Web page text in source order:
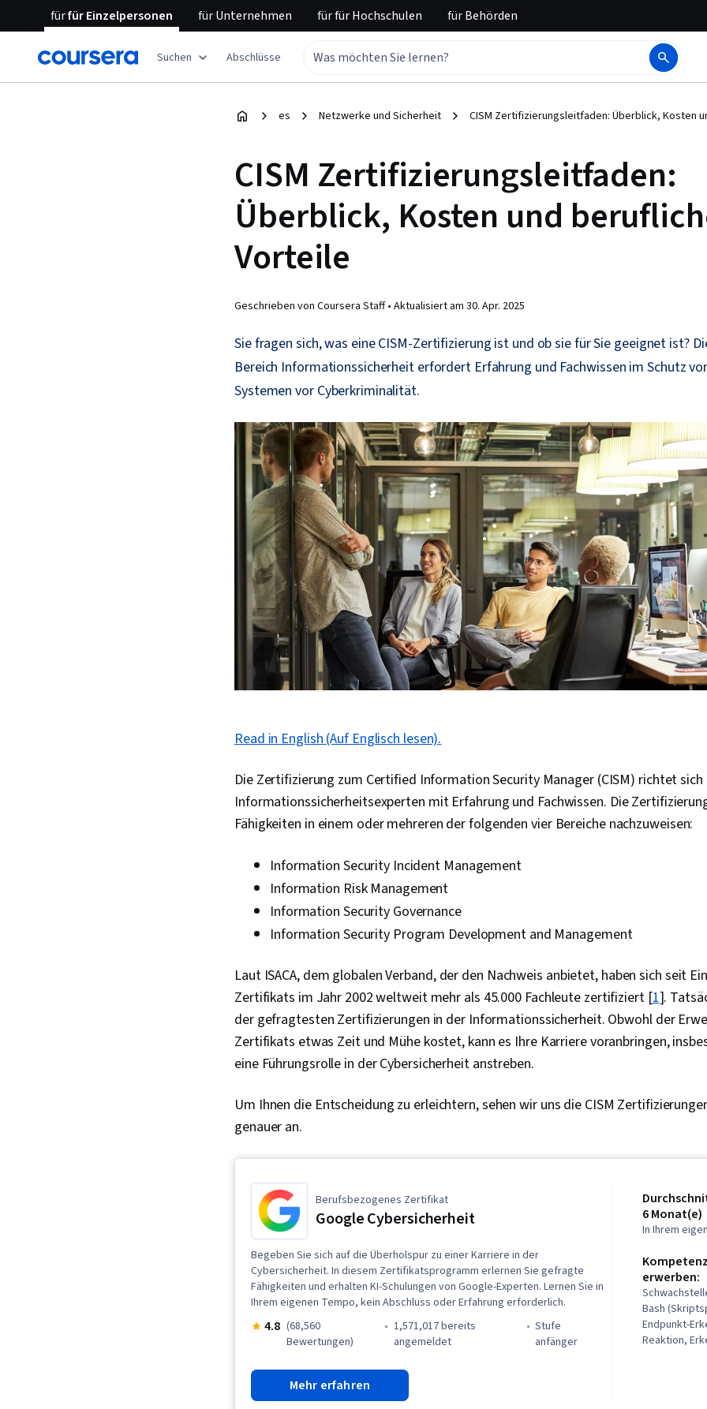
fürfür Einzelpersonen fürUnternehmen fürfür Hochschulen fürBehörden
Suchen Abschlüsse
es Netzwerke und Sicherheit CISM Zertifizierungsleitfaden: Überblick, Kosten
CISM Zertifizierungsleitfaden:
Überblick, Kosten und
Vorteile
Geschrieben von Coursera Staff • Aktualisiert am 30. Apr. 2025
Sie fragen sich, was eine CISM-Zertifizierung ist und ob sie für Sie geeignet ist?
Bereich Informationssicherheit erfordert Erfahrung und Fachwissen im Schutz
Systemen vor Cyberkriminalität.
Read in English (Auf Englisch lesen).
Die Zertifizierung zum Certified Information Security Manager (CISM) richtet sich
Informationssicherheitsexperten mit Erfahrung und Fachwissen. Die
Fähigkeiten in einem oder mehreren der folgenden vier Bereiche nachzuweisen:
Information Security Incident Management
Information Risk Management
Information Security Governance
Information Security Program Development and Management
Laut ISACA, dem globalen Verband, der den Nachweis anbietet, haben sich seit
Zertifikats im Jahr 2002 weltweit mehr als 45.000 Fachleute zertifiziert [1].
der gefragtesten Zertifizierungen in der Informationssicherheit. Obwohl der
Zertifikats etwas Zeit und Mühe kostet, kann es Ihre Karriere voranbringen,
eine Führungsrolle in der Cybersicherheit anstreben.
Um Ihnen die Entscheidung zu erleichtern, sehen wir uns die CISM
genauer an.
Berufsbezogenes Zertifikat
Google Cybersicherheit
Begeben Sie sich auf die Überholspur zu einer Karriere in der
Cybersicherheit. In diesem Zertifikatsprogramm erlernen Sie gefragte
Fähigkeiten und erhalten KI-Schulungen von Google-Experten. Lernen Sie in
Ihrem eigenen Tempo, kein Abschluss oder Erfahrung erforderlich.
4.8 (68,560
Bewertungen)
1,571,017 bereits
angemeldet
stufe
anfänger
Mehr erfahren
6 Monat(e)
In Ihrem
erwerben:
Bash
Endpunkt-
Reaktion,